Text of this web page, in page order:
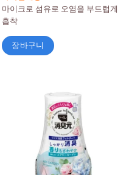
마이크로 섬유로 오염을 부드럽게
흡착
장바구니